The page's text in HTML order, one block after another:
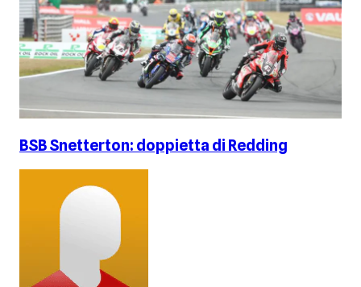
BSB Snetterton: doppietta di Redding